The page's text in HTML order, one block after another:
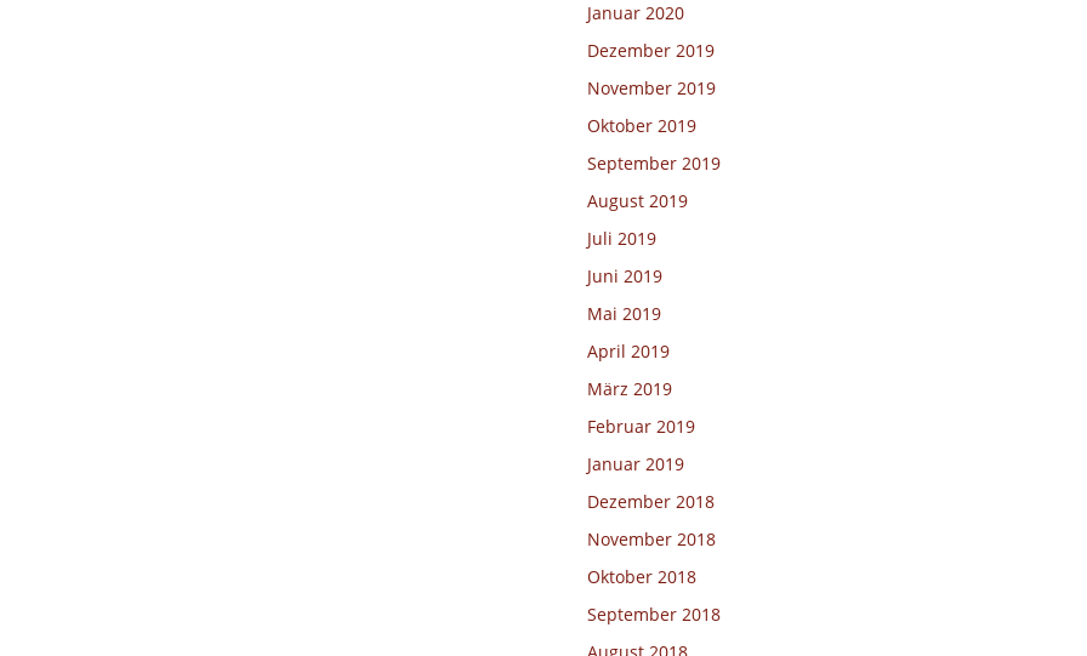
Januar 2020
Dezember 2019
November 2019
Oktober 2019
September 2019
August 2019
Juli 2019
Juni 2019
Mai 2019
April 2019
März 2019
Februar 2019
Januar 2019
Dezember 2018
November 2018
Oktober 2018
September 2018